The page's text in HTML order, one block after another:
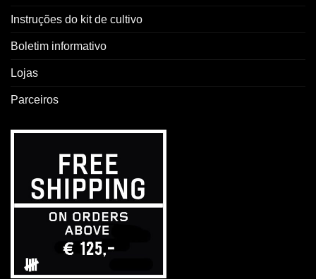
Instruções do kit de cultivo
Boletim informativo
Lojas
Parceiros